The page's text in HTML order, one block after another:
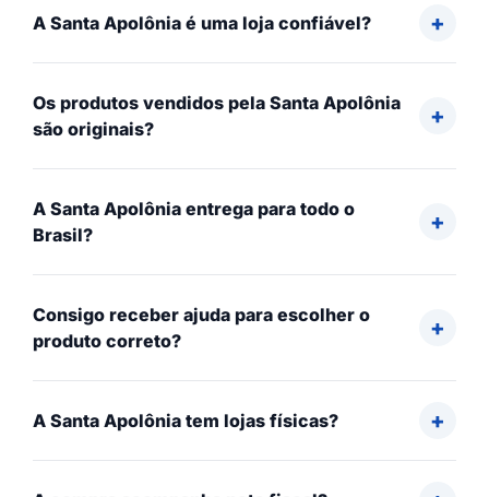
A Santa Apolônia é uma loja confiável?
Os produtos vendidos pela Santa Apolônia
são originais?
A Santa Apolônia entrega para todo o
Brasil?
Consigo receber ajuda para escolher o
produto correto?
A Santa Apolônia tem lojas físicas?